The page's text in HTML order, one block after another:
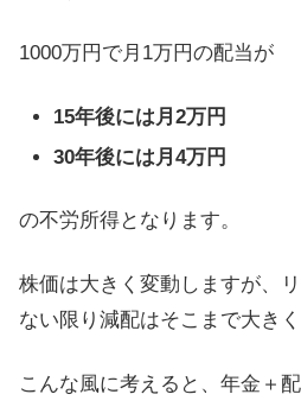
1000万円で月1万円の配当が
15年後には月2万円
30年後には月4万円
の不労所得となります。
株価は大きく変動しますが、
ない限り減配はそこまで大きく
こんな風に考えると、年金＋